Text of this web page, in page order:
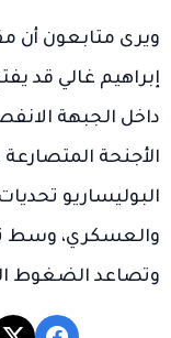
ويرى متابعون أن
إبراهيم غالي قد
داخل الجبهة
الأجنحة
البوليساريو
والعسكري، وسط
وتصاعد الضغوط